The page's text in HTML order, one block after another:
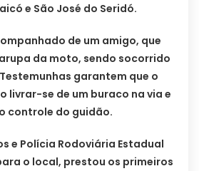
e São José do Seridó.
de um amigo, que
da moto, sendo socorrido
garantem que o
se de um buraco na via e
controle do guidão.
e Polícia Rodoviária Estadual
o local, prestou os primeiros